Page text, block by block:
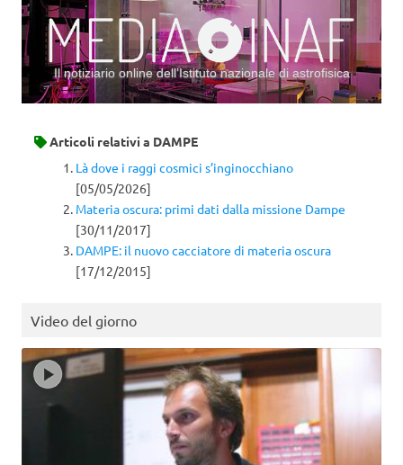
Il notiziario online dell’Istituto nazionale di astrofisica
Articoli relativi a DAMPE
Là dove i raggi cosmici s’inginocchiano
[05/05/2026]
Materia oscura: primi dati dalla missione Dampe
[30/11/2017]
DAMPE: il nuovo cacciatore di materia oscura
[17/12/2015]
Video del giorno